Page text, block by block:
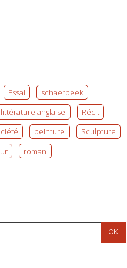
Essai
schaerbeek
littérature anglaise
Récit
peinture
Sculpture
roman